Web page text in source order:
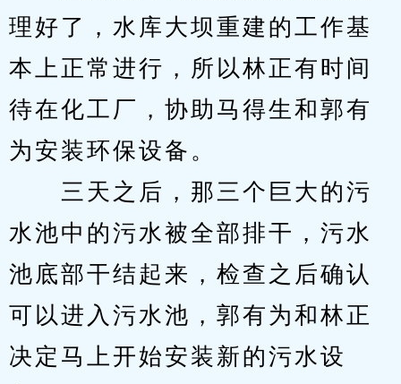
理好了，水库大坝重建的工作基
本上正常进行，所以林正有时间
待在化工厂，协助马得生和郭有
为安装环保设备。
三天之后，那三个巨大的污
水池中的污水被全部排干，污水
池底部干结起来，检查之后确认
可以进入污水池，郭有为和林正
决定马上开始安装新的污水设